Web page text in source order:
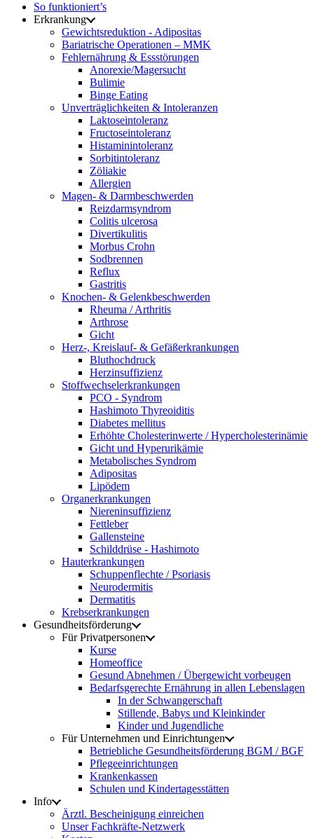
So funktioniert’s
Erkrankung
Gewichtsreduktion - Adipositas
Bariatrische Operationen – MMK
Fehlernährung & Essstörungen
Anorexie/Magersucht
Bulimie
Binge Eating
Unverträglichkeiten & Intoleranzen
Laktoseintoleranz
Fructoseintoleranz
Histaminintoleranz
Sorbitintoleranz
Zöliakie
Allergien
Magen- & Darmbeschwerden
Reizdarmsyndrom
Colitis ulcerosa
Divertikulitis
Morbus Crohn
Sodbrennen
Reflux
Gastritis
Knochen- & Gelenkbeschwerden
Rheuma / Arthritis
Arthrose
Gicht
Herz-, Kreislauf- & Gefäßerkrankungen
Bluthochdruck
Herzinsuffizienz
Stoffwechselerkrankungen
PCO - Syndrom
Hashimoto Thyreoiditis
Diabetes mellitus
Erhöhte Cholesterinwerte / Hypercholesterinämie
Gicht und Hyperurikämie
Metabolisches Syndrom
Adipositas
Lipödem
Organerkrankungen
Niereninsuffizienz
Fettleber
Gallensteine
Schilddrüse - Hashimoto
Hauterkrankungen
Schuppenflechte / Psoriasis
Neurodermitis
Dermatitis
Krebserkrankungen
Gesundheitsförderung
Für Privatpersonen
Kurse
Homeoffice
Gesund Abnehmen / Übergewicht vorbeugen
Bedarfsgerechte Ernährung in allen Lebenslagen
In der Schwangerschaft
Stillende, Babys und Kleinkinder
Kinder und Jugendliche
Für Unternehmen und Einrichtungen
Betriebliche Gesundheitsförderung BGM / BGF
Pflegeeinrichtungen
Krankenkassen
Schulen und Kindertagesstätten
Info
Ärztl. Bescheinigung einreichen
Unser Fachkräfte-Netzwerk